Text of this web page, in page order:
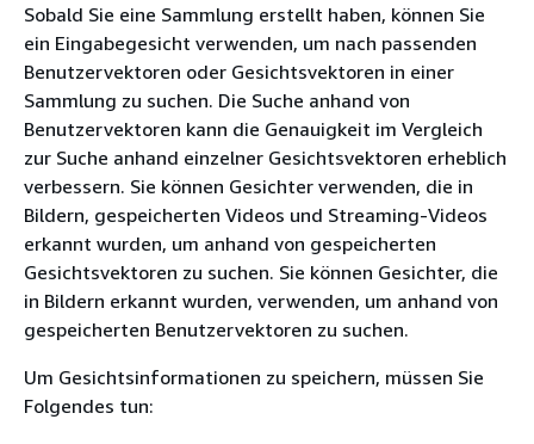
Sobald Sie eine Sammlung erstellt haben, können Sie
ein Eingabegesicht verwenden, um nach passenden
Benutzervektoren oder Gesichtsvektoren in einer
Sammlung zu suchen. Die Suche anhand von
Benutzervektoren kann die Genauigkeit im Vergleich
zur Suche anhand einzelner Gesichtsvektoren erheblich
verbessern. Sie können Gesichter verwenden, die in
Bildern, gespeicherten Videos und Streaming-Videos
erkannt wurden, um anhand von gespeicherten
Gesichtsvektoren zu suchen. Sie können Gesichter, die
in Bildern erkannt wurden, verwenden, um anhand von
gespeicherten Benutzervektoren zu suchen.
Um Gesichtsinformationen zu speichern, müssen Sie
Folgendes tun: